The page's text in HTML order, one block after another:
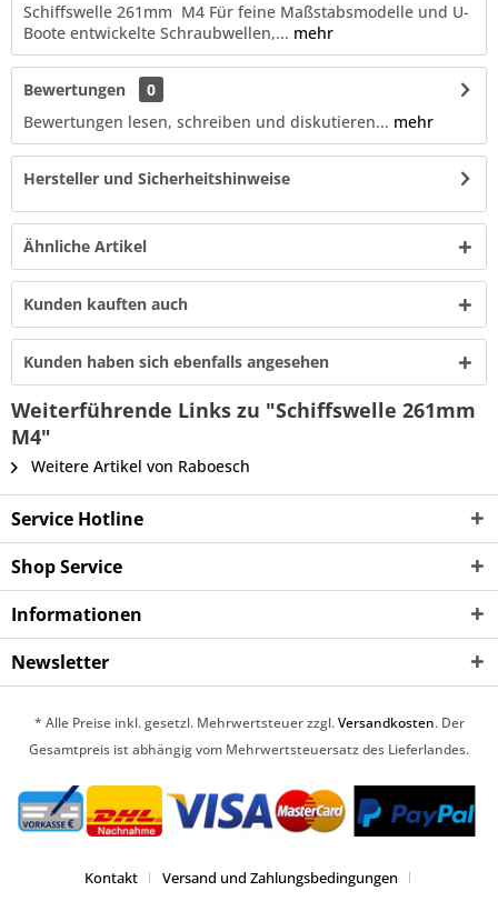
Schiffswelle 261mm M4 Für feine Maßstabsmodelle und U-
Boote entwickelte Schraubwellen,... mehr
Bewertungen
0
Bewertungen lesen, schreiben und diskutieren... mehr
Hersteller und Sicherheitshinweise
Ähnliche Artikel
Kunden kauften auch
Kunden haben sich ebenfalls angesehen
Weiterführende Links zu "Schiffswelle 261mm
M4"
Weitere Artikel von Raboesch
Service Hotline
Shop Service
Informationen
Newsletter
* Alle Preise inkl. gesetzl. Mehrwertsteuer zzgl.Versandkosten. Der
Gesamtpreis ist abhängig vom Mehrwertsteuersatz des Lieferlandes.
Kontakt Versand und Zahlungsbedingungen